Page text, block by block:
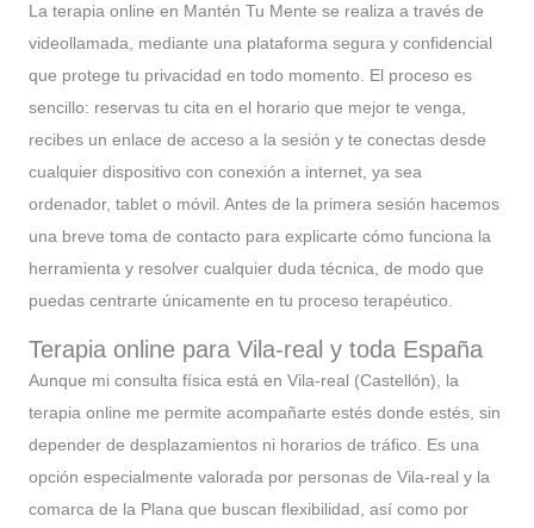
La terapia online en Mantén Tu Mente se realiza a través de
videollamada, mediante una plataforma segura y confidencial
que protege tu privacidad en todo momento. El proceso es
sencillo: reservas tu cita en el horario que mejor te venga,
recibes un enlace de acceso a la sesión y te conectas desde
cualquier dispositivo con conexión a internet, ya sea
ordenador, tablet o móvil. Antes de la primera sesión hacemos
una breve toma de contacto para explicarte cómo funciona la
herramienta y resolver cualquier duda técnica, de modo que
puedas centrarte únicamente en tu proceso terapéutico.
Terapia online para Vila-real y toda España
Aunque mi consulta física está en Vila-real (Castellón), la
terapia online me permite acompañarte estés donde estés, sin
depender de desplazamientos ni horarios de tráfico. Es una
opción especialmente valorada por personas de Vila-real y la
comarca de la Plana que buscan flexibilidad, así como por